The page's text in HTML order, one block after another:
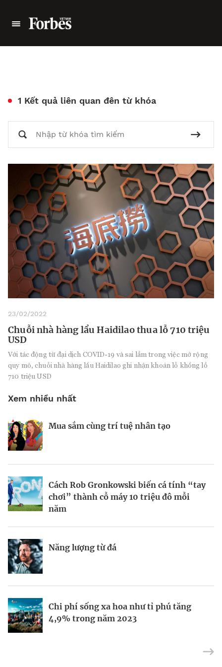
1 Kết quả liên quan đên từ khóa
23/02/2022
Chuỗi nhà hàng lẩu Haidilao thua lỗ 710 triệu
USD
Với tác động từ đại dịch COVID-19 và sai lầm trong việc mở rộng
quy mô, chuỗi nhà hàng lẩu Haidilao ghi nhận khoản lỗ khổng lồ
710 triệu USD
Xem nhiều nhất
Mua sắm cùng trí tuệ nhân tạo
Cách Rob Gronkowski biến cá tính “tay
chơi” thành cỗ máy 10 triệu đô mỗi
năm
Năng lượng từ đá
Chi phí sống xa hoa như tỉ phú tăng
4,9% trong năm 2023
Nhà sáng lập 25 tuổi và tham vọng lật
Thợ săn khoản vay
Nếu biết tận dụng, AI sẽ giúp điều hành
công ty tốt hơn
Định vị doanh nghiệp Việt trên bản đồ
kinh tế toàn cầu
Kiểm soát bất ổn và bảo vệ sức khỏe
BRANDCONNECT | Brand Contributor
Champagne hàng đầu cho chất riêng
mùa lễ hội
Kết nối liên vùng: Đòn bẩy chiến lược
Mukesh Ambani sắp chuyển giao quyền
điều hành Reliance Industries cho các